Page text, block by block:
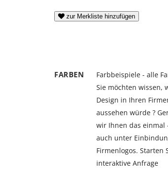
zur Merkliste hinzufügen
FARBEN
Farbbeispiele - alle
Sie möchten wissen,
Design in Ihren
aussehen würde ?
wir Ihnen das einmal
auch unter
Firmenlogos. Starten
interaktive Anfrage